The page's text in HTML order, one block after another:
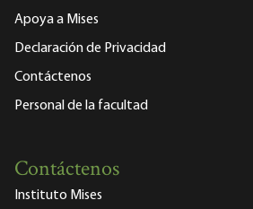
Apoya a Mises
Declaración de Privacidad
Contáctenos
Personal de la facultad
Contáctenos
Instituto Mises